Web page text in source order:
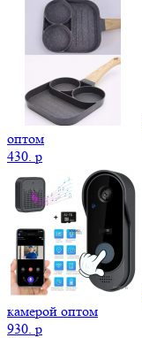
оптом
430. p
камерой оптом
930. p